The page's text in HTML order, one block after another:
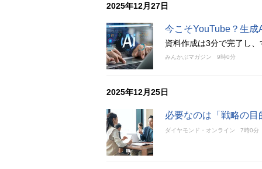
2025年12月27日
今こそYouTube？生
資料作成は3分で完了し
みんかぶマガジン 9時0分
2025年12月25日
必要なのは「戦略の
ダイヤモンド・オンライン 7時0分